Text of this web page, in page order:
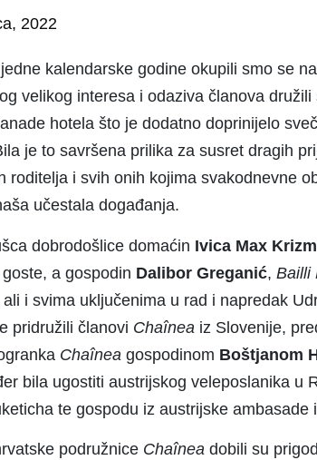
2022
kalendarske godine okupili smo se
velikog interesa i odaziva članova
hotela što je dodatno doprinijelo
je to savršena prilika za susret dragih
roditelja i svih onih kojima svakodnevne
učestala događanja.
dobrodošlice domaćin Ivica Max
a gospodin Dalibor Greganić, Bailli
i svima uključenima u rad i napredak
pridružili članovi Chaînea iz Slovenije,
Chaînea gospodinom Boštjanom
bila ugostiti austrijskog veleposlanika u
te gospodu iz austrijske ambasade
podružnice Chaîneadobili su